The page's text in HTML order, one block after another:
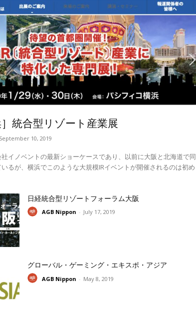
統合型リゾート産業展
September 10, 2019
イノベントの最新ショーケースであり、以前に大阪と北海道で同
るが、横浜でこのような大規模IRイベントが開催されるのは初め
日経統合型リゾートフォーラム大阪
AGB Nippon - July 17, 2019
グローバル・ゲーミング・エキスポ・アジア
AGB Nippon - May 8, 2019